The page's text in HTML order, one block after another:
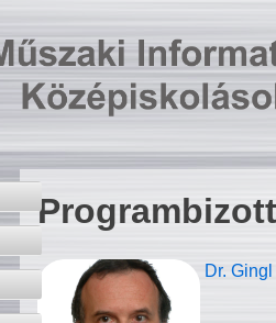
Dr.